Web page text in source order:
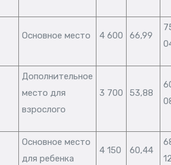
Основное место 4 600 66,99
Дополнительное
место для
взрослого
3 700 53,88
Основное место
для ребенка
4 150 60,44